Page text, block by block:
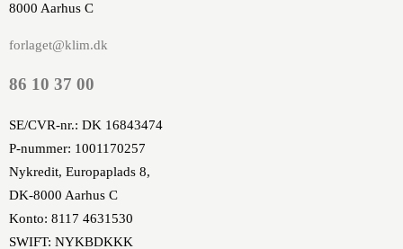
8000 Aarhus C
forlaget@klim.dk
86 10 37 00
SE/CVR-nr.: DK 16843474
P-nummer: 1001170257
Nykredit, Europaplads 8,
DK-8000 Aarhus C
Konto: 8117 4631530
SWIFT: NYKBDKKK